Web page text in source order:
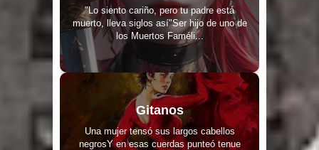
"Lo siento cariño, pero tu padre está
muerto, lleva siglos así"Ser hijo de uno de
los Muertos Faméli...
Gitanos
Una mujer tensó sus largos cabellos
negrosY en esas cuerdas punteó tenue